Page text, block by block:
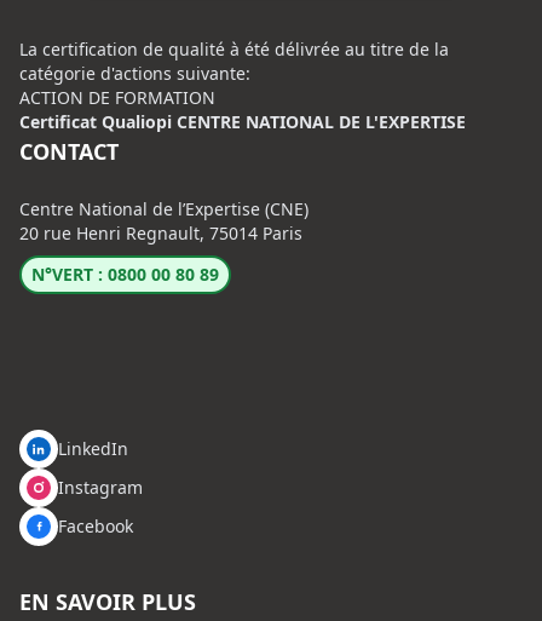
La certification de qualité à été délivrée au titre de la
catégorie d'actions suivante:
ACTION DE FORMATION
Certificat Qualiopi CENTRE NATIONAL DE L'EXPERTISE
CONTACT
Centre National de l’Expertise (CNE)
20 rue Henri Regnault, 75014 Paris
N°VERT : 0800 00 80 89
LinkedIn
Instagram
Facebook
EN SAVOIR PLUS